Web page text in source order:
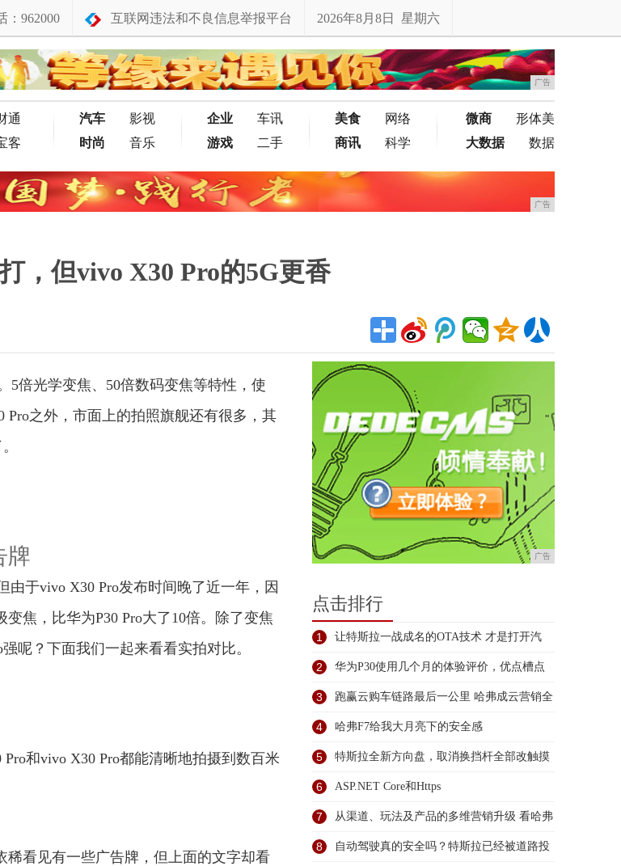
：962000 互联网违法和不良信息举报平台 2026年8月8日 星期六
广告
通
客
汽车
影视
时尚
音乐
企业
车讯
游戏
二手
美食
网络
商讯
科学
微商
形体美
大数据
数据
广告
，但vivo X30 Pro的5G更香
5倍光学变焦、50倍数码变焦等特性，使
Pro之外，市面上的拍照旗舰还有很多，其
牌
由于vivo X30 Pro发布时间晚了近一年，因
焦，比华为P30 Pro大了10倍。除了变焦
呢？下面我们一起来看看实拍对比。
和vivo X30 Pro都能清晰地拍摄到数百米
看见有一些广告牌，但上面的文字却看
广告
点击排行
1 让特斯拉一战成名的OTA技术 才是打开汽
2 华为P30使用几个月的体验评价，优点槽点
3 跑赢云购车链路最后一公里 哈弗成云营销全
4 哈弗F7给我大月亮下的安全感
5 特斯拉全新方向盘，取消换挡杆全部改触摸
控
6 ASP.NET Core和Https
7 从渠道、玩法及产品的多维营销升级 看哈弗
8 自动驾驶真的安全吗？特斯拉已经被道路投